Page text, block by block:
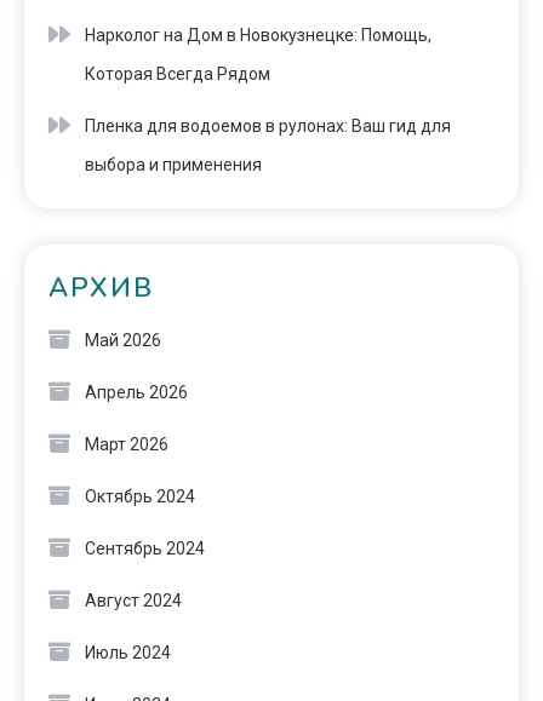
Нарколог на Дом в Новокузнецке: Помощь,
Которая Всегда Рядом
Пленка для водоемов в рулонах: Ваш гид для
выбора и применения
АРХИВ
Май 2026
Апрель 2026
Март 2026
Октябрь 2024
Сентябрь 2024
Август 2024
Июль 2024